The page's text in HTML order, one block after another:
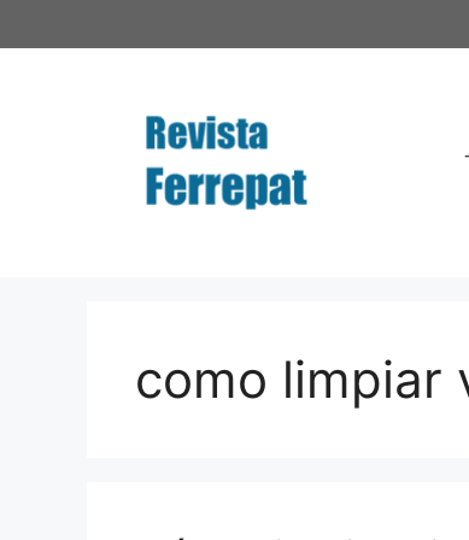
al
como limpiar